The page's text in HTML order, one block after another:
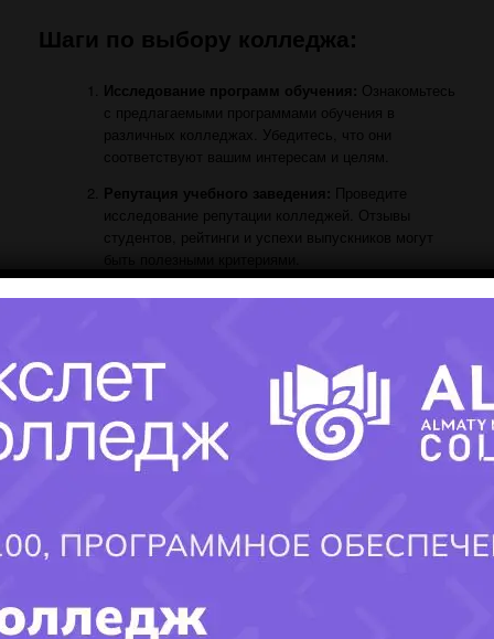
Шаги по выбору колледжа:
Исследование программ обучения: Ознакомьтесь
с предлагаемыми программами обучения в
различных колледжах. Убедитесь, что они
соответствуют вашим интересам и целям.
Репутация учебного заведения: Проведите
исследование репутации колледжей. Отзывы
студентов, рейтинги и успехи выпускников могут
Специализация:Рассмотрите возможность выбора
колледжа, специализирующегося именно в том
разработка, искусственный интеллект и др.).
Посещение дней открытых дверей:
возможно, посетите дни открытых дверей
колледжей, чтобы получить более полное
представление об учебном процессе и условиях
обучения.
программировании. Отнеситесь к этому решению
ответственно, учитывая ваши интересы, цели и особенности
мир информационных технологий